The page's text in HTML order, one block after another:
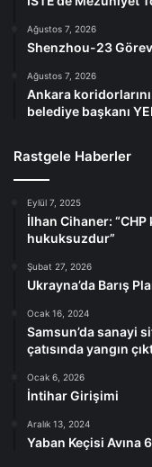
Ağustos 7, 2026
Shenzhou-23
Ağustos 7, 2026
Ankara
belediye başkanı
Rastgele Haberler
Eylül 7, 2025
İlhan Cihaner:
hukuksuzdur”
Şubat 27, 2026
Ukrayna’da Barış
Ocak 16, 2024
Samsun’da sanayi
çatısında yangın
Ocak 6, 2026
İntihar Girişimi
Aralık 13, 2024
Yaban Keçisi Avına